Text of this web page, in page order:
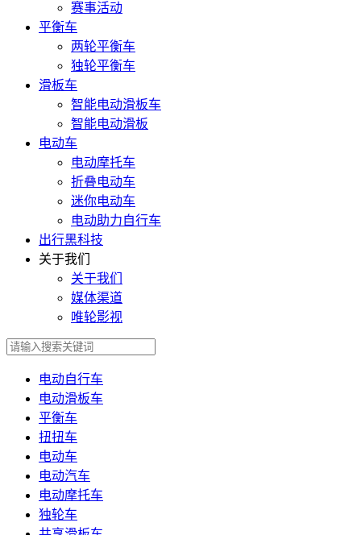
赛事活动
平衡车
两轮平衡车
独轮平衡车
滑板车
智能电动滑板车
智能电动滑板
电动车
电动摩托车
折叠电动车
迷你电动车
电动助力自行车
出行黑科技
关于我们
关于我们
媒体渠道
唯轮影视
电动自行车
电动滑板车
平衡车
扭扭车
电动车
电动汽车
电动摩托车
独轮车